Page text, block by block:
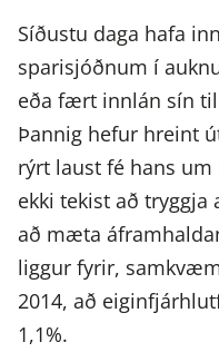
Síðustu daga hafa
sparisjóðnum í
eða fært innlán sín
Þannig hefur hreint
rýrt laust fé hans
ekki tekist að
að mæta
liggur fyrir,
2014, að
1,1%.